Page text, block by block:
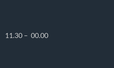
11.30 – 00.00